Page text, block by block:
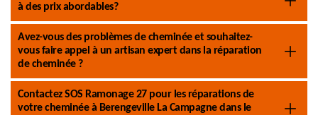
à des prix abordables?
Avez-vous des problèmes de cheminée et souhaitez-
vous faire appel à un artisan expert dans la réparation
de cheminée ?
Contactez SOS Ramonage 27 pour les réparations de
votre cheminée à Berengeville La Campagne dans le